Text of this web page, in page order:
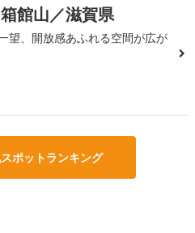
館山／滋賀県
望、開放感あふれる空間が広が
ポットランキング